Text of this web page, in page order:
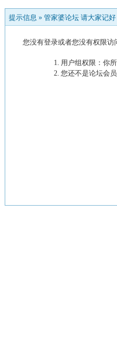
提示信息 » 管家婆论坛 请大家记
您没有登录或者您没有权限
用户组权限：你
您还不是论坛会